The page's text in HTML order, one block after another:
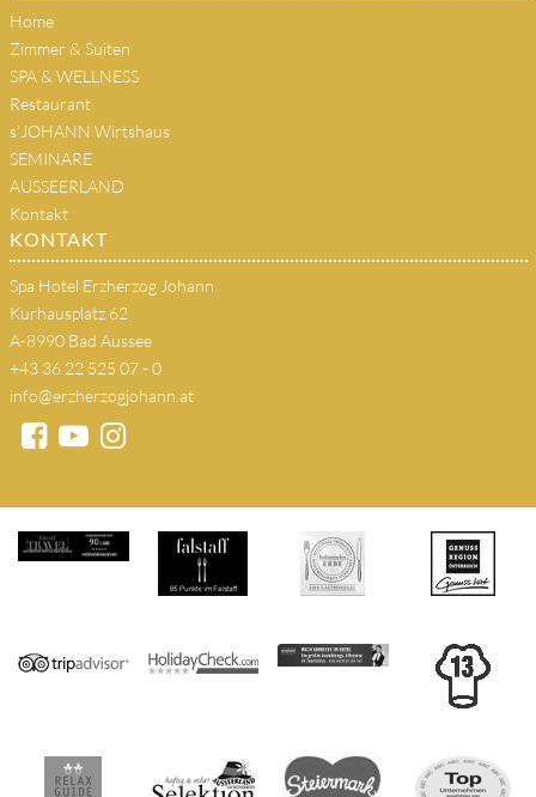
Home
Zimmer & Suiten
SPA & WELLNESS
Restaurant
s'JOHANN Wirtshaus
SEMINARE
AUSSEERLAND
Kontakt
KONTAKT
Spa Hotel Erzherzog Johann
Kurhausplatz 62
A-8990 Bad Aussee
+43 36 22 525 07 - 0
info@erzherzogjohann.at